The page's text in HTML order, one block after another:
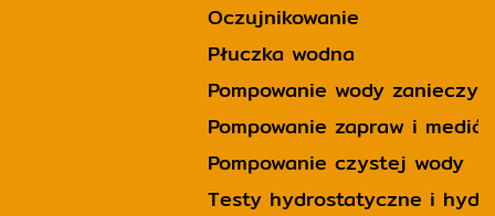
Oczujnikowanie
Płuczka wodna
Pompowanie wody
Pompowanie zapraw i
Pompowanie czystej wody
Testy hydrostatyczne i